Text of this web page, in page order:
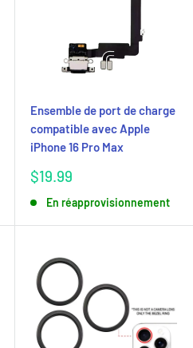
Ensemble de port de charge
compatible avec Apple
iPhone 16 Pro Max
Prix
$19.99
En réapprovisionnement